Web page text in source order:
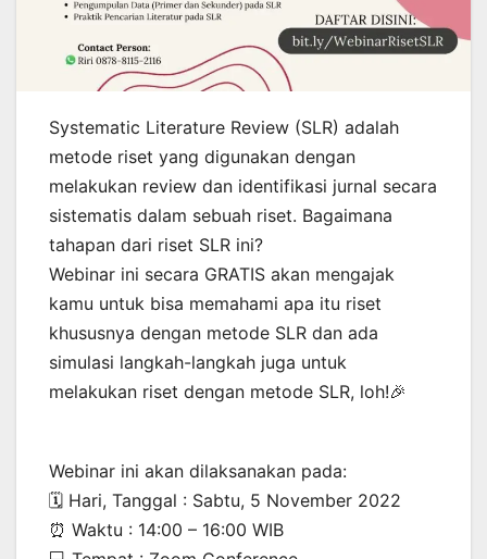
Systematic Literature Review (SLR) adalah
metode riset yang digunakan dengan
melakukan review dan identifikasi jurnal secara
sistematis dalam sebuah riset. Bagaimana
tahapan dari riset SLR ini?
Webinar ini secara GRATIS akan mengajak
kamu untuk bisa memahami apa itu riset
khususnya dengan metode SLR dan ada
simulasi langkah-langkah juga untuk
melakukan riset dengan metode SLR, loh!🎉
Webinar ini akan dilaksanakan pada:
🗓 Hari, Tanggal : Sabtu, 5 November 2022
⏰ Waktu : 14:00 – 16:00 WIB